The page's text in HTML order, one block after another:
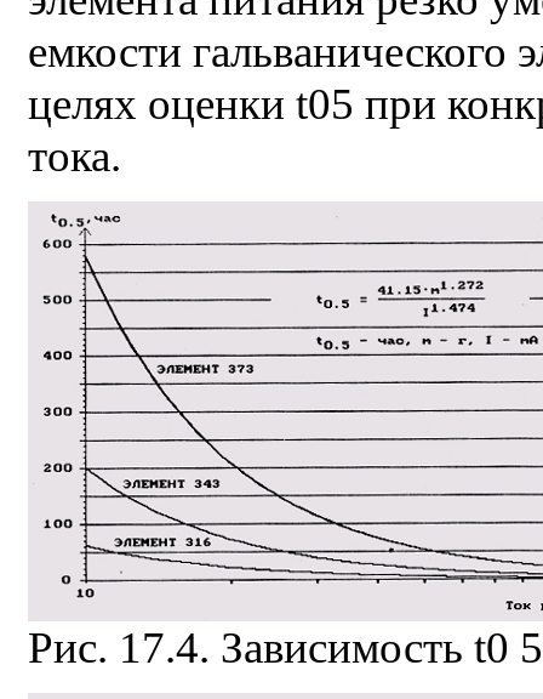
емкости
целях оценки t05 при
тока.
Рис. 17.4. Зависимость t0